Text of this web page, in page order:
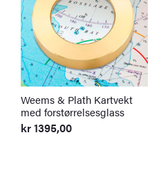
Weems & Plath Kartvekt
med forstørrelsesglass
kr1395,00